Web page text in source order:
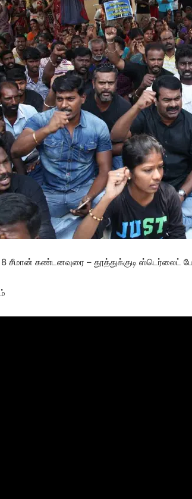
சீமான் கண்டனவுரை – தூத்துக்குடி ஸ்டெர்லைட்